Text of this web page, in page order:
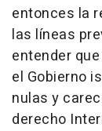
entonces la
las líneas
entender
el Gobierno
nulas y
derecho